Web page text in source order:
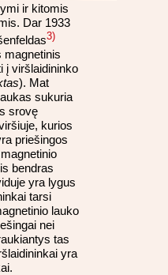
ir kitomis
Dar 1933
3)
magnetinis
į viršlaidininko
). Mat
sukuria
srovę
kurios
priešingos
bendras
yra lygus
tarsi
lauko
nei
tas
yra